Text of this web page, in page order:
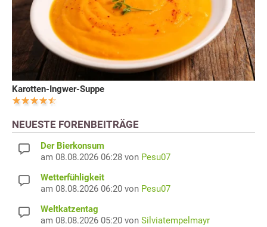
Karotten-Ingwer-Suppe
NEUESTE FORENBEITRÄGE
Der Bierkonsum
am 08.08.2026 06:28 von Pesu07
Wetterfühligkeit
am 08.08.2026 06:20 von Pesu07
Weltkatzentag
am 08.08.2026 05:20 von Silviatempelmayr